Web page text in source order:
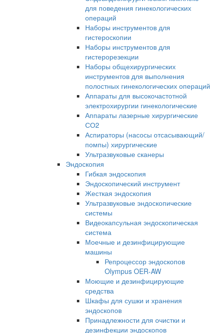
для поведения гинекологических
операций
Наборы инструментов для
гистероскопии
Наборы инструментов для
гистерорезекции
Наборы общехирургических
инструментов для выполнения
полостных гинекологических операций
Аппараты для высокочастотной
электрохирургии гинекологические
Аппараты лазерные хирургические
СО2
Аспираторы (насосы отсасывающий/
помпы) хирургические
Ультразвуковые сканеры
Эндоскопия
Гибкая эндоскопия
Эндоскопический инструмент
Жесткая эндоскопия
Ультразвуковые эндоскопические
системы
Видеокапсульная эндоскопическая
система
Моечные и дезинфицирующие
машины
Репроцессор эндоскопов
Olympus OER-AW
Моющие и дезинфицирующие
средства
Шкафы для сушки и хранения
эндоскопов
Принадлежности для очистки и
дезинфекции эндоскопов